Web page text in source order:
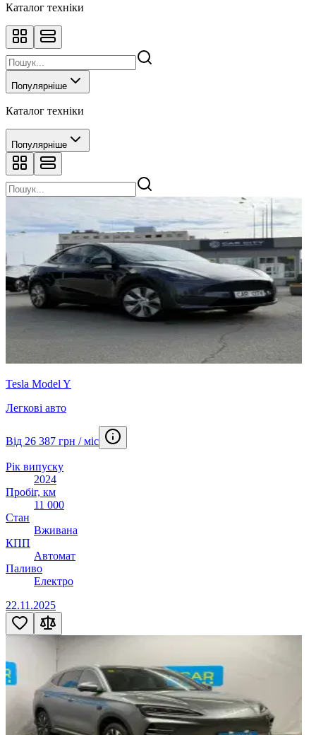
Каталог техніки
Популярніше
Каталог техніки
Популярніше
Tesla Model Y
Легкові авто
Від 26 387 грн / міс
Рік випуску
2024
Пробіг, км
11 000
Стан
Вживана
КПП
Автомат
Паливо
Електро
22.11.2025